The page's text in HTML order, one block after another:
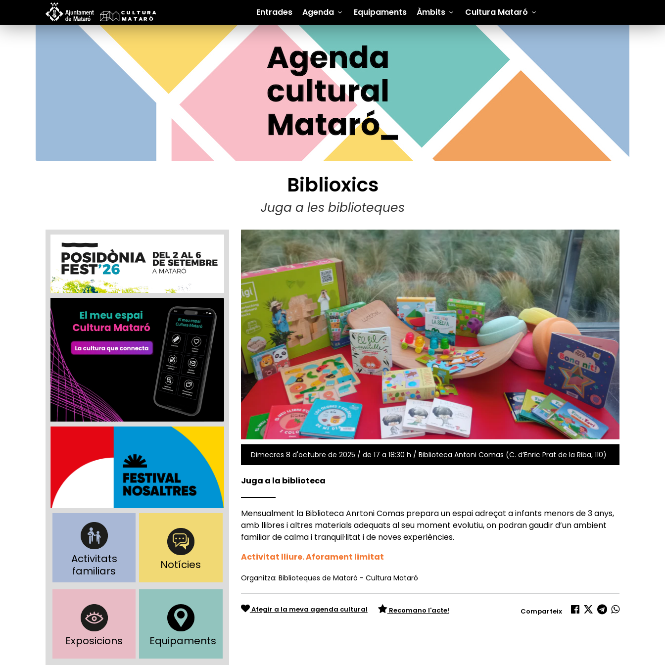
Entrades Agenda Equipaments Àmbits Cultura Mataró
Biblioxics
Juga a les biblioteques
Activitats
familiars
Notícies
Exposicions Equipaments
Dimecres 8 d'octubre de 2025 / de 17 a 18:30 h / Biblioteca Antoni Comas (C. d’Enric Prat de la Riba, 110)
Juga a la biblioteca
Mensualment la Biblioteca Anrtoni Comas prepara un espai adreçat a infants menors de 3 anys,
amb llibres i altres materials adequats al seu moment evolutiu, on podran gaudir d’un ambient
familiar de calma i tranquil·litat i de noves experiències.
Activitat lliure. Aforament limitat
Organitza: Biblioteques de Mataró - Cultura Mataró
Afegir a la meva agenda cultural Recomano l'acte! Comparteix